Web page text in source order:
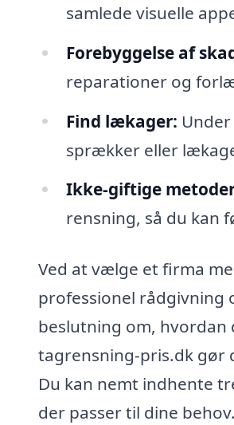
samlede visuelle
Forebyggelse af
reparationer og
Find lækager:
sprækker eller
Ikke-giftige
rensning, så du kan
Ved at vælge et firma
professionel
beslutning om, hvordan
tagrensning-pris.dk gør
Du kan nemt indhente
der passer til dine behov.